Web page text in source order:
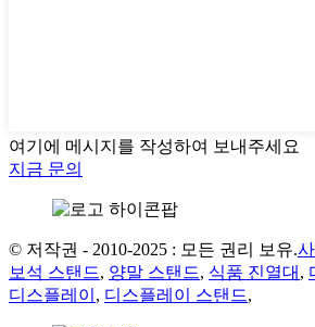
여기에 메시지를 작성하여 보내주세요
지금 문의
© 저작권 - 2010-2025 : 모든 권리 보유.
보석 스탠드, 양말 스탠드, 식품 진열대 ,
디스플레이 , 디스플레이 스탠드,